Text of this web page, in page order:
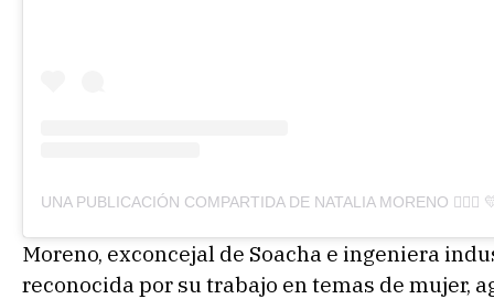
Moreno, exconcejal de Soacha e ingeniera
reconocida por su trabajo en temas de mujer,